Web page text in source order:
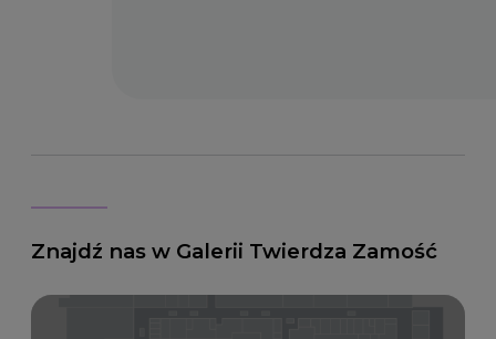
Znajdź nas w Galerii Twierdza Zamość